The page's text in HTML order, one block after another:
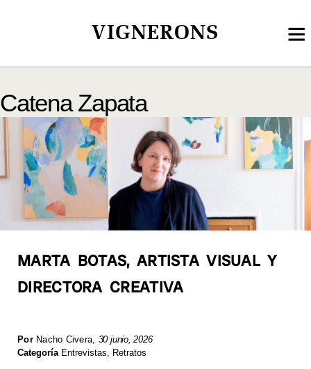
VIGNERONS
Catena Zapata
MARTA BOTAS, ARTISTA VISUAL Y
DIRECTORA CREATIVA
Por Nacho Civera 30 junio, 2026
Categoría Entrevistas, Retratos